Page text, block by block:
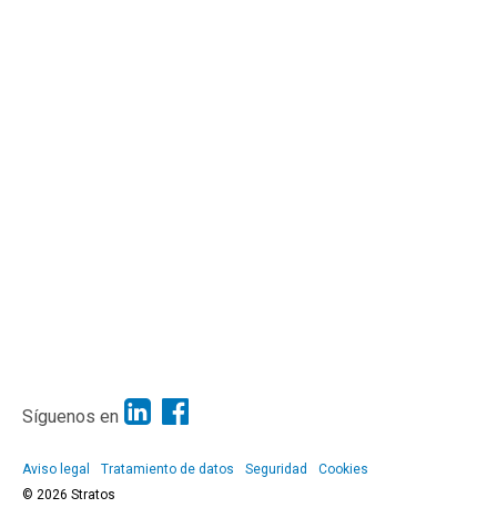
Síguenos en
Aviso legal Tratamiento de datos Seguridad
Cookies
© 2026 Stratos